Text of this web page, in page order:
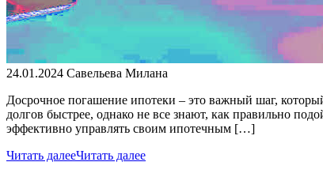
24.01.2024 Савельева Милана
Досрочное погашение ипотеки – это важный шаг,
долгов быстрее, однако не все знают, как правильно
эффективно управлять своим ипотечным […]
Читать далееЧитать далее